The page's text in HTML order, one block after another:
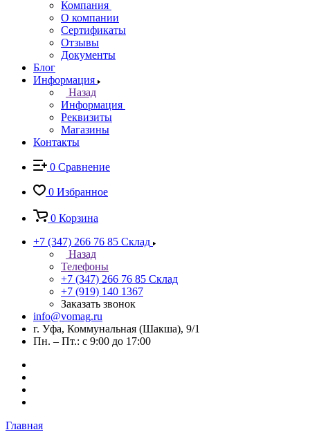
Компания
О компании
Сертификаты
Отзывы
Документы
Блог
Информация
Назад
Информация
Реквизиты
Магазины
Контакты
0 Сравнение
0 Избранное
0 Корзина
+7 (347) 266 76 85 Склад
Назад
Телефоны
+7 (347) 266 76 85 Склад
+7 (919) 140 1367
Заказать звонок
info@vomag.ru
г. Уфа, Коммунальная (Шакша), 9/1
Пн. – Пт.: с 9:00 до 17:00
Главная